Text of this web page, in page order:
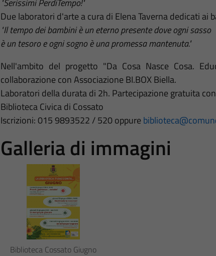
Due laboratori d'arte a cura di Elena Taverna dedicati ai
"Il tempo dei bambini è un eterno presente dove ogni sasso
è un tesoro e ogni sogno è una promessa mantenuta."
Nell'ambito del progetto "Da Cosa Nasce Cosa.
collaborazione con Associazione BI.BOX Biella.
Laboratori della durata di 2h. Partecipazione gratuita
Biblioteca Civica di Cossato
Iscrizioni: 015 9893522 / 520 oppure
Galleria di immagini
Biblioteca Cossato Giugno